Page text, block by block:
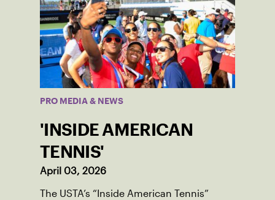
PRO MEDIA & NEWS
'INSIDE AMERICAN
TENNIS'
April 03, 2026
The USTA’s “Inside American Tennis”